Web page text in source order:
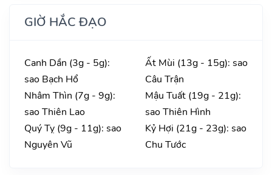
GIỜ HẮC ĐẠO
Canh Dần (3g - 5g):
sao Bạch Hổ
Nhâm Thìn (7g - 9g):
sao Thiên Lao
Quý Tỵ (9g - 11g): sao
Nguyên Vũ
Ất Mùi (13g - 15g): sao
Câu Trận
Mậu Tuất (19g - 21g):
sao Thiên Hình
Kỷ Hợi (21g - 23g): sao
Chu Tước